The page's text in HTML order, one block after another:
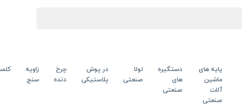
پایه های
ماشین
آلات
صنعتی
دستگیره
های
صنعتی
لولا
صنعتی
در پوش
پلاستیکی
چرخ
دنده
زاویه
سنج